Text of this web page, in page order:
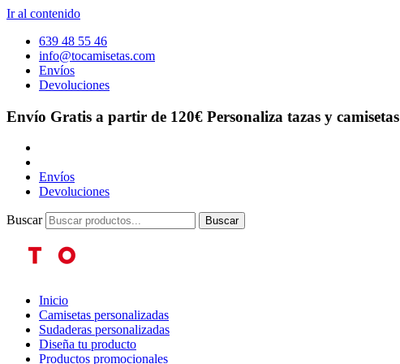
Ir al contenido
639 48 55 46
info@tocamisetas.com
Envíos
Devoluciones
Envío Gratis a partir de 120€ Personaliza tazas y camisetas
Envíos
Devoluciones
Buscar Buscar
Inicio
Camisetas personalizadas
Sudaderas personalizadas
Diseña tu producto
Productos promocionales